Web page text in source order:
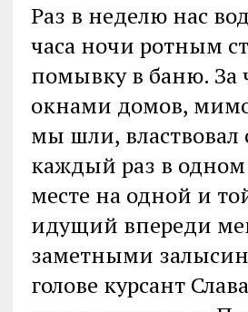
Раз в неделю нас
часа ночи ротным
помывку в баню.
окнами домов,
мы шли, властвовал
каждый раз в
месте на одной и
идущий впереди
заметными
голове курсант